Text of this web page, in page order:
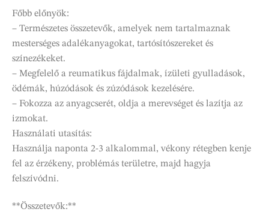
Főbb előnyök:
– Természetes összetevők, amelyek nem tartalmaznak
mesterséges adalékanyagokat, tartósítószereket és
színezékeket.
– Megfelelő a reumatikus fájdalmak, ízületi gyulladások,
ödémák, húzódások és zúzódások kezelésére.
– Fokozza az anyagcserét, oldja a merevséget és lazítja az
izmokat.
Használati utasítás:
Használja naponta 2-3 alkalommal, vékony rétegben kenje
fel az érzékeny, problémás területre, majd hagyja
felszívódni.
**Összetevők:**